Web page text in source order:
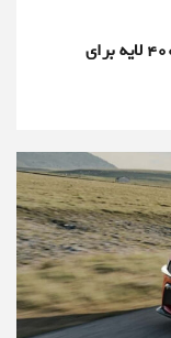
سامسونگ از اولین تراشه حافظه با بیش از ۴۰۰ لایه برای